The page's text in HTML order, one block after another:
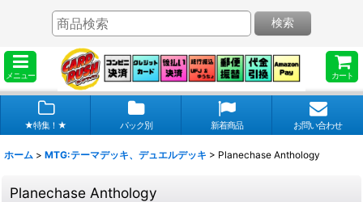
メニュー カート
検索
★特集！★ パック別 新着商品 お問い合わせ
ホーム > MTG:テーマデッキ、デュエルデッキ > Planechase Anthology
Planechase Anthology